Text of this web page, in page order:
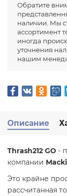
Обратите
наличии. Мы
ассортимент
иногда
уточнения
нашим
Описание
Thrash212 GO -
компании
Это крайне
рассчитанная